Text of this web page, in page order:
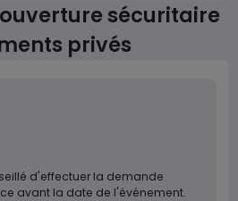
sécuritaire
privés
d'effectuer la demande
avant la date de l'événement.